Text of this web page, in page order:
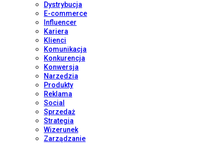
Dystrybucja
E-commerce
Influencer
Kariera
Klienci
Komunikacja
Konkurencja
Konwersja
Narzędzia
Produkty
Reklama
Social
Sprzedaż
Strategia
Wizerunek
Zarządzanie